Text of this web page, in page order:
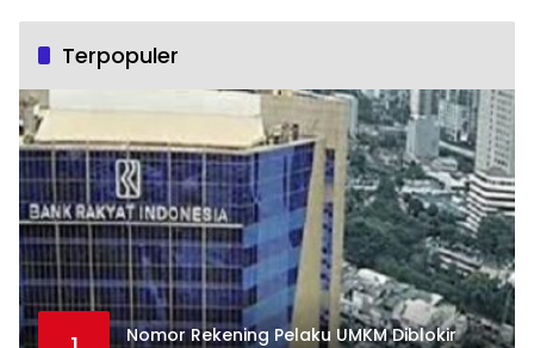
Terpopuler
Nomor Rekening Pelaku UMKM Diblokir